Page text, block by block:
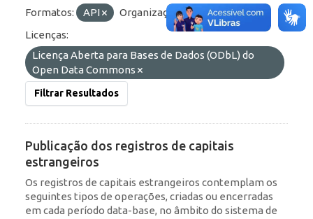
Formatos:
API Organizações:
BCB/Dstat
Licenças:
Licença Aberta para Bases de Dados (ODbL) do
Open Data Commons
Filtrar Resultados
Publicação dos registros de capitais
estrangeiros
Os registros de capitais estrangeiros contemplam os
seguintes tipos de operações, criadas ou encerradas
em cada período data-base, no âmbito do sistema de